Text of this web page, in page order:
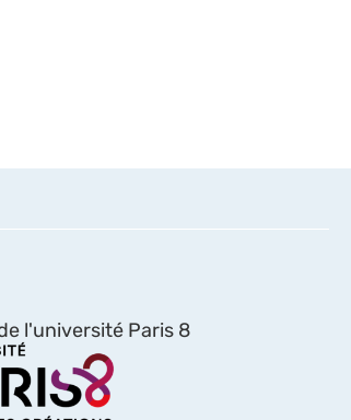
l'université Paris 8